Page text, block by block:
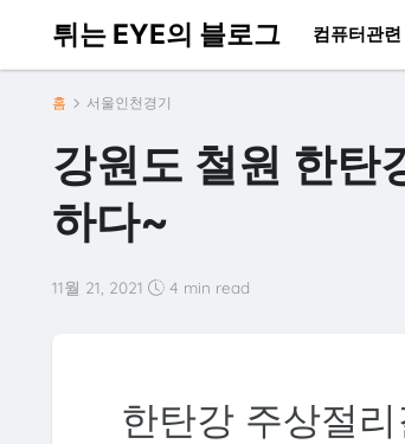
튀는 EYE의 블로그 컴퓨터관련
홈 서울인천경기
강원도 철원 한탄
하다~
11월 21, 2021 4 min read
한탄강 주상절리